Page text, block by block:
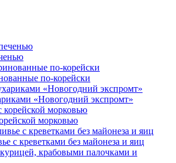
по-корейски
«Новогодний экспромт»
морковью
с креветками без майонеза и яиц